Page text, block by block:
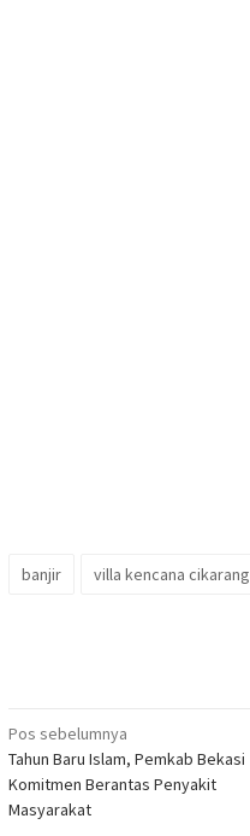
banjir villa kencana cikarang
Navigasi
pos
Pos sebelumnya
Tahun Baru Islam, Pemkab Bekasi
Komitmen Berantas Penyakit
Masyarakat